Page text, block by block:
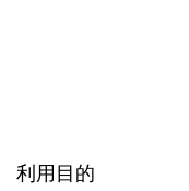
利用目的